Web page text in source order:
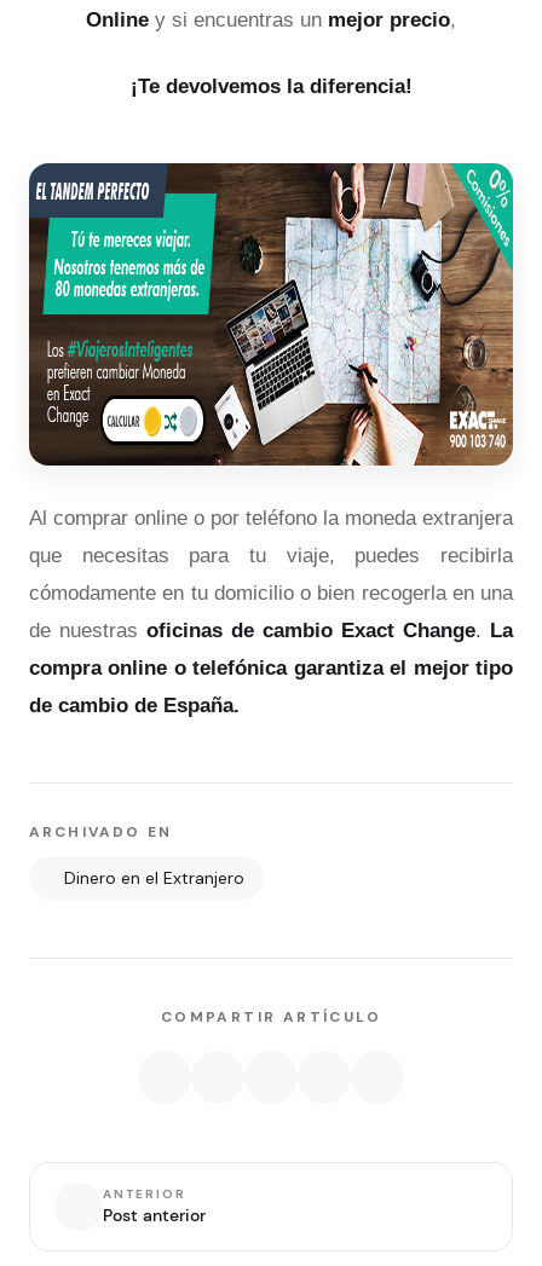
Online y si encuentras un mejor precio,
¡Te devolvemos la diferencia!
Al comprar online o por teléfono la moneda extranjera
que necesitas para tu viaje, puedes recibirla
cómodamente en tu domicilio o bien recogerla en una
de nuestras oficinas de cambio Exact Change. La
compra online o telefónica garantiza el mejor tipo
de cambio de España.
ARCHIVADO EN
Dinero en el Extranjero
COMPARTIR ARTÍCULO
ANTERIOR
Post anterior